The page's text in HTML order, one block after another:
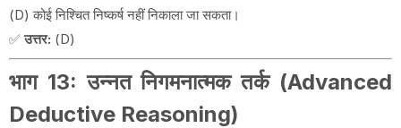
(D) कोई निश्चित निष्कर्ष नहीं निकाला जा सकता।
✅उत्तर: (D)
भाग 13: उन्नत निगमनात्मक तर्क (Advanced
Deductive Reasoning)